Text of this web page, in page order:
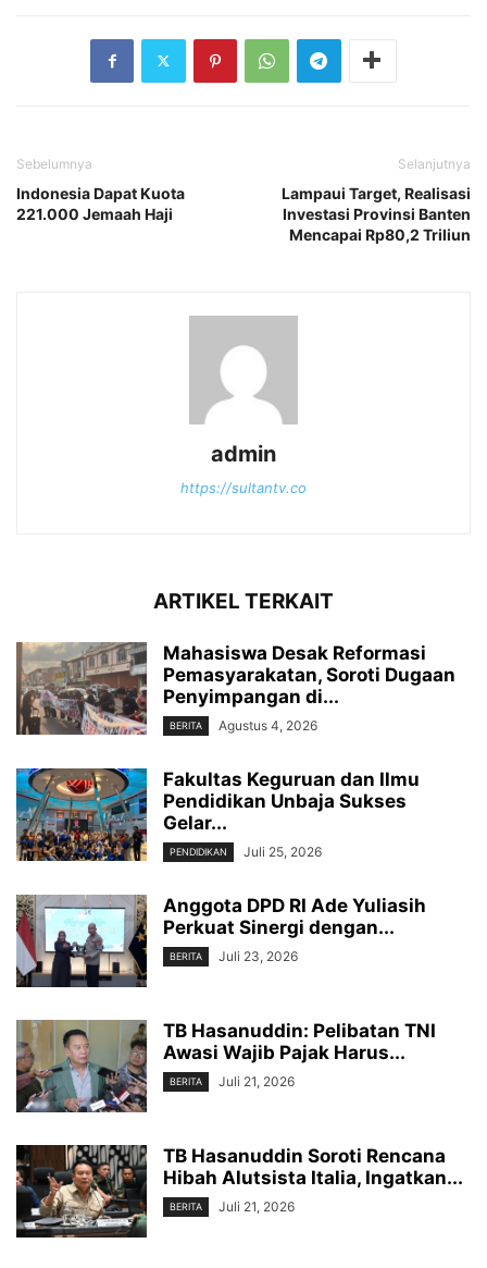
Sebelumnya
Indonesia Dapat Kuota
221.000 Jemaah Haji
Selanjutnya
Lampaui Target, Realisasi
Investasi Provinsi Banten
Mencapai Rp80,2 Triliun
admin
https://sultantv.co
ARTIKEL TERKAIT
Mahasiswa Desak Reformasi
Pemasyarakatan, Soroti Dugaan
Penyimpangan di...
BERITA Agustus 4, 2026
Fakultas Keguruan dan Ilmu
Pendidikan Unbaja Sukses
Gelar...
PENDIDIKAN Juli 25, 2026
Anggota DPD RI Ade Yuliasih
Perkuat Sinergi dengan...
BERITA Juli 23, 2026
TB Hasanuddin: Pelibatan TNI
Awasi Wajib Pajak Harus...
BERITA Juli 21, 2026
TB Hasanuddin Soroti Rencana
Hibah Alutsista Italia, Ingatkan...
BERITA Juli 21, 2026